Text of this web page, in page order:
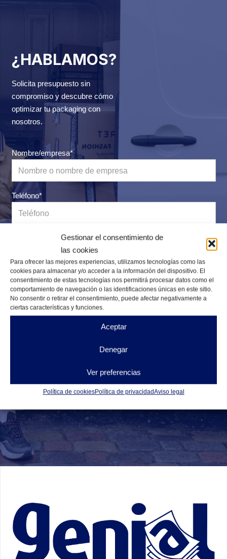
Gestionar el consentimiento de
las cookies
Para ofrecer las mejores experiencias, utilizamos tecnologías como las
cookies para almacenar y/o acceder a la información del dispositivo. El
consentimiento de estas tecnologías nos permitirá procesar datos como el
comportamiento de navegación o las identificaciones únicas en este sitio.
No consentir o retirar el consentimiento, puede afectar negativamente a
ciertas características y funciones.
Aceptar
Denegar
Ver preferencias
Política de cookiesPolítica de privacidadAviso legal
¿HABLAMOS?
Solicita presupuesto sin
compromiso y descubre cómo
optimizar tu packaging con
nosotros.
Nombre/empresa*
Teléfono*
Correo electrónico*
Mensaje
Enviar